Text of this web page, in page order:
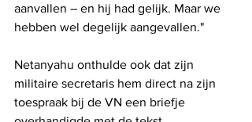
aanvallen – en hij had gelijk. Maar we
hebben wel degelijk aangevallen."
Netanyahu onthulde ook dat zijn
militaire secretaris hem direct na zijn
toespraak bij de VN een briefje